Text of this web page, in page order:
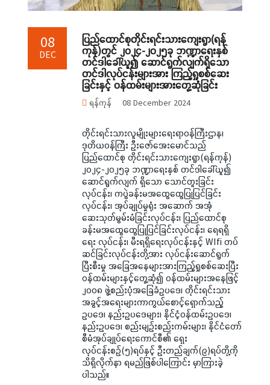
08
DEC
ပြည်ထောင်စုတိုင်းရင်းသားကျေးရွာ(ရန်
ကုန်)တွင် ၂၀၂၄-၂၀၂၅ခု ဘဏ္ဍာရေးနှစ်
တင်ဒါခေါ်ယူ၍ ဆောင်ရွက်လျက်ရှိသော
တင်ဒါလုပ်ငန်းများအား ကြည့်ရှုစစ်ဆေး
ခြင်းနှင့် ဝန်ထမ်းများအားတွေ့ဆုံခြင်း
ရန်ကုန် 08 December 2024
တိုင်းရင်းသားလူမျိုးများရေးရာဝန်ကြီးဌာန၊
ဒုတိယဝန်ကြီး ဦးဇော်အေးမောင်သည်
ပြည်ထောင်စု တိုင်းရင်းသားကျေးရွာ(ရန်ကုန်)
၂၀၂၄-၂၀၂၅ခု ဘဏ္ဍာရေးနှစ် တင်ဒါခေါ်ယူ၍
ဆောင်ရွက်လျက် ရှိသော သောင်တူးခြင်း
လုပ်ငန်း၊ ကပွဲခန်းမအထွေထွေပြုပြင်ခြင်း
လုပ်ငန်း၊ အုပ်ချုပ်မှုရုံး အဆောက် အအုံ
ဆေးသုတ်မွမ်းမံခြင်းလုပ်ငန်း၊ ပြည်ထောင်စု
ခန်းမအထွေထွေပြုပြင်ခြင်းလုပ်ငန်း၊ ရေရရှိ
ရေး လုပ်ငန်း၊ မီးရရှိရေးလုပ်ငန်းနှင့် WIfi တပ်
ဆင်ခြင်းလုပ်ငန်းတို့အား လုပ်ငန်းဆောင်ရွက်
ပြီးစီးမှု အခြေအနေများအားကြည့်ရှုစစ်ဆေးပြီး
ဝန်ထမ်းများနှင့်တွေ့ဆုံ၍ ဝန်ထမ်းများအနေဖြင့်
၂၀၀၈ ဖွဲ့စည်းပုံအခြေခံဥပဒေ၊ တိုင်းရင်းသား
အခွင့်အရေးများကာကွယ်စောင့်ရှောက်သည့်
ဥပဒေ၊ နည်းဥပဒေများ၊ နိုင်ငံ့ဝန်ထမ်းဥပဒေ၊
နည်းဥပဒေ၊ စည်းမျဉ်းစည်းကမ်းများ၊ နိုင်ငံတော်
စီမံအုပ်ချုပ်ရေးကောင်စီ၏ ရှေး
လုပ်ငန်းစဉ်(၅)ရပ်နှင့် ဦးတည်ချက်(၉)ရပ်တို့ကို
သိရှိလိုက်နာ ရမည်ဖြစ်ပါကြောင်း မှာကြားခဲ့
ပါသည်။